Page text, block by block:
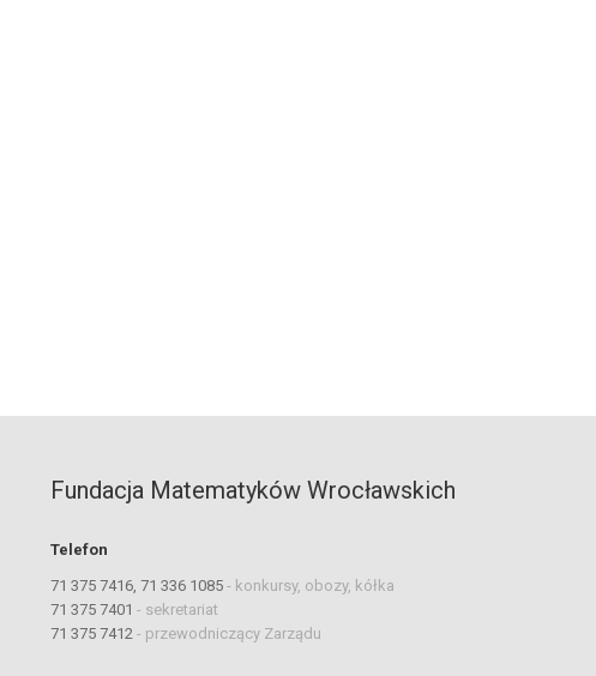
Fundacja Matematyków Wrocławskich
Telefon
71 375 7416, 71 336 1085 - konkursy, obozy, kółka
71 375 7401 - sekretariat
71 375 7412 - przewodniczący Zarządu